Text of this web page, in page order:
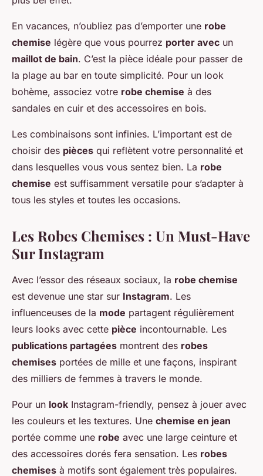
En vacances, n’oubliez pas d’emporter une robe
chemise légère que vous pourrez porter avec un
maillot de bain. C’est la pièce idéale pour passer de
la plage au bar en toute simplicité. Pour un look
bohème, associez votre robe chemise à des
sandales en cuir et des accessoires en bois.
Les combinaisons sont infinies. L’important est de
choisir des pièces qui reflètent votre personnalité et
dans lesquelles vous vous sentez bien. La robe
chemise est suffisamment versatile pour s’adapter à
tous les styles et toutes les occasions.
Les Robes Chemises : Un Must-Have
Sur Instagram
Avec l’essor des réseaux sociaux, la robe chemise
est devenue une star sur Instagram. Les
influenceuses de la mode partagent régulièrement
leurs looks avec cette pièce incontournable. Les
publications partagées montrent des robes
chemises portées de mille et une façons, inspirant
des milliers de femmes à travers le monde.
Pour un look Instagram-friendly, pensez à jouer avec
les couleurs et les textures. Une chemise en jean
portée comme une robe avec une large ceinture et
des accessoires dorés fera sensation. Les robes
chemises à motifs sont également très populaires.